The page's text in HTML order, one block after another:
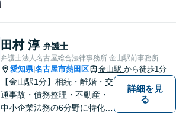
田村 淳 弁護士
弁護士法人名古屋総合法律事務所 金山駅前事務所
愛知県|名古屋市熱田区 金山駅 から徒歩1分
【金山駅1分】相続・離婚・交
通事故・債務整理・不動産・
中小企業法務の6分野に特化！
詳細を見
る